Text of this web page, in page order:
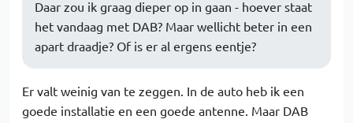
Daar zou ik graag dieper op in gaan - hoever staat
het vandaag met DAB? Maar wellicht beter in een
apart draadje? Of is er al ergens eentje?
Er valt weinig van te zeggen. In de auto heb ik een
goede installatie en een goede antenne. Maar DAB